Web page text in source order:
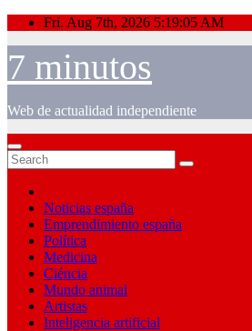
Skip
content
Fri. Aug 7th, 2026 5:19:06 AM
7 minutos
Web de actualidad independiente
Noticias españa
Emprendimiento españa
Política
Medicina
Ciéncia
Mundo animal
Artistas
Inteligencia artificial